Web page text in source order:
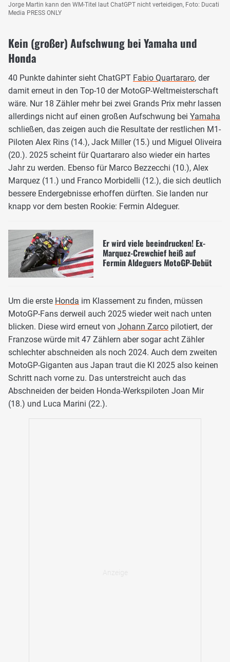
Jorge Martin kann den WM-Titel laut ChatGPT nicht verteidigen, Foto: Ducati
Media PRESS ONLY
Kein (großer) Aufschwung bei Yamaha und
Honda
40 Punkte dahinter sieht ChatGPT Fabio Quartararo, der
damit erneut in den Top-10 der MotoGP-Weltmeisterschaft
wäre. Nur 18 Zähler mehr bei zwei Grands Prix mehr lassen
allerdings nicht auf einen großen Aufschwung bei Yamaha
schließen, das zeigen auch die Resultate der restlichen M1-
Piloten Alex Rins (14.), Jack Miller (15.) und Miguel Oliveira
(20.). 2025 scheint für Quartararo also wieder ein hartes
Jahr zu werden. Ebenso für Marco Bezzecchi (10.), Alex
Marquez (11.) und Franco Morbidelli (12.), die sich deutlich
bessere Endergebnisse erhoffen dürften. Sie landen nur
knapp vor dem besten Rookie: Fermin Aldeguer.
Er wird viele beeindrucken! Ex-
Marquez-Crewchief heiß auf
Fermin Aldeguers MotoGP-Debüt
Um die erste Honda im Klassement zu finden, müssen
MotoGP-Fans derweil auch 2025 wieder weit nach unten
blicken. Diese wird erneut von Johann Zarco pilotiert, der
Franzose würde mit 47 Zählern aber sogar acht Zähler
schlechter abschneiden als noch 2024. Auch dem zweiten
MotoGP-Giganten aus Japan traut die KI 2025 also keinen
Schritt nach vorne zu. Das unterstreicht auch das
Abschneiden der beiden Honda-Werkspiloten Joan Mir
(18.) und Luca Marini (22.).